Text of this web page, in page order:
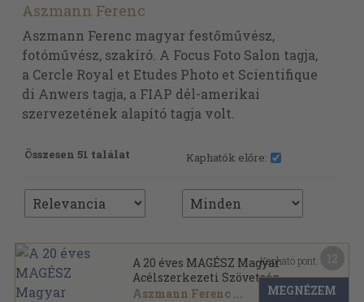
Aszmann Ferenc
Aszmann Ferenc magyar festőművész,
fotóművész, szakíró. A Focus Foto Salon tagja,
a Cercle Royal et Etudes Photo et Scientifique
di Anwers tagja, a FIAP dél-amerikai
szervezetének alapító tagja volt.
Összesen 51 találat Kaphatók előre:
A 20 éves MAGÉSZ Magyar
Acélszerkezeti Szövetség
jubileumi évkönyve
Aszmann Ferenc ...
Kapható pont:
MEGNÉZEM